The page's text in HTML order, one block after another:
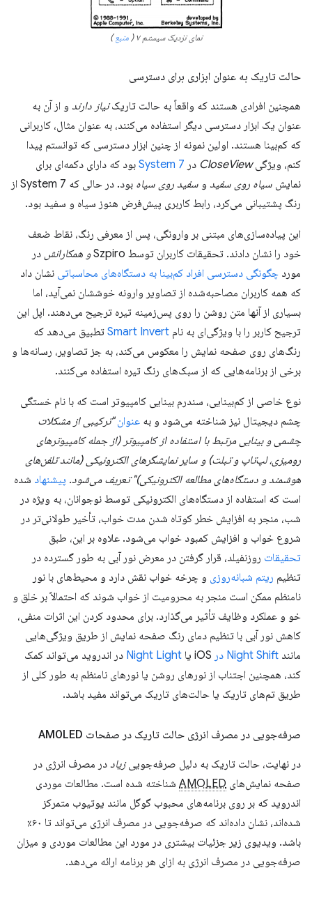
نمای نزدیک سیستم ۷ ( منبع)
حالت تاریک به عنوان ابزاری برای دسترسی
همچنین افرادی هستند که واقعاً به حالت تاریکنیاز دارند و از آن به
عنوان یک ابزار دسترسی دیگر استفاده می‌کنند، به عنوان مثال، کاربرانی
که کم‌بینا هستند. اولین نمونه از چنین ابزار دسترسی که توانستم پیدا
کنم، ویژگیCloseView در System 7 بود که دارای دکمه‌ای برای
نمایش سیاه روی سفید و سفید روی سیاه
بود. در حالی که System 7 از
رنگ پشتیبانی می‌کرد، رابط کاربری پیش‌فرض هنوز سیاه و سفید بود.
این پیاده‌سازی‌های مبتنی بر وارونگی، پس از معرفی رنگ، نقاط ضعف
خود را نشان دادند. تحقیقات کاربران توسط Szpiro
و همکارانش در
مورد چگونگی دسترسی افراد کم‌بینا به دستگاه‌های محاسباتی نشان داد
که همه کاربران مصاحبه‌شده از تصاویر وارونه خوششان نمی‌آید، اما
بسیاری از آنها متن روشن را روی پس‌زمینه تیره ترجیح می‌دهند. اپل این
ترجیح کاربر را با ویژگی‌ای به نام Smart Invert تطبیق می‌دهد که
رنگ‌های روی صفحه نمایش را معکوس می‌کند، به جز تصاویر، رسانه‌ها و
برخی از برنامه‌هایی که از سبک‌های رنگ تیره استفاده می‌کنند.
نوع خاصی از کم‌بینایی، سندرم بینایی کامپیوتر است که با نام خستگی
چشم دیجیتال نیز شناخته می‌شود و به عنوان "ترکیبی از مشکلات
چشمی و بینایی مرتبط با استفاده از کامپیوتر (از جمله کامپیوترهای
رومیزی، لپ‌تاپ و تبلت) و سایر نمایشگرهای الکترونیکی (مانند تلفن‌های
هوشمند و دستگاه‌های مطالعه الکترونیکی)" تعریف می‌شود. پیشنهاد شده
است که استفاده از دستگاه‌های الکترونیکی توسط نوجوانان، به ویژه در
شب، منجر به افزایش خطر کوتاه شدن مدت خواب، تأخیر طولانی‌تر در
شروع خواب و افزایش کمبود خواب می‌شود. علاوه بر این، طبق
تحقیقات روزنفیلد، قرار گرفتن در معرض نور آبی به طور گسترده در
تنظیم ریتم شبانه‌روزی و چرخه خواب نقش دارد و محیط‌های با نور
نامنظم ممکن است منجر به محرومیت از خواب شوند که احتمالاً بر خلق و
خو و عملکرد وظایف تأثیر می‌گذارد. برای محدود کردن این اثرات منفی،
کاهش نور آبی با تنظیم دمای رنگ صفحه نمایش از طریق ویژگی‌هایی
مانند Night Shift در Night Light در اندروید می‌تواند کمک
کند، همچنین اجتناب از نورهای روشن یا نورهای نامنظم به طور کلی از
طریق تم‌های تاریک یا حالت‌های تاریک می‌تواند مفید باشد.
صرفه‌جویی در مصرف انرژی حالت تاریک در صفحات AMOLED
در نهایت، حالت تاریک به دلیل صرفه‌جوییزیاد در مصرف انرژی در
صفحه نمایش‌های AMOLED شناخته شده است. مطالعات موردی
اندروید که بر روی برنامه‌های محبوب گوگل مانند یوتیوب متمرکز
شده‌اند، نشان داده‌اند که صرفه‌جویی در مصرف انرژی می‌تواند تا ۶۰٪
باشد. ویدیوی زیر جزئیات بیشتری در مورد این مطالعات موردی و میزان
صرفه‌جویی در مصرف انرژی به ازای هر برنامه ارائه می‌دهد.